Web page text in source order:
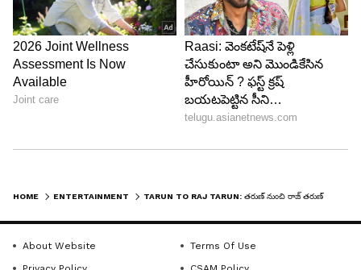
Image Credit :Asianet News
బావ
బొమ్మరిల్లు సినిమాతో సిద్దార్థ్ క్రేజ్ పీక్ కి చేరింది. ఆ తర్వాత
నటించిన కొంచెం ఇష్టం కొంచెం కష్టం, ఆట, ఓయ్ లాంటి
సినిమాలు యువతని మెప్పించాయి. కానీ బావ అనే చెత్త
5
HOME ENTERTAINMENT
About Website
Terms Of Use